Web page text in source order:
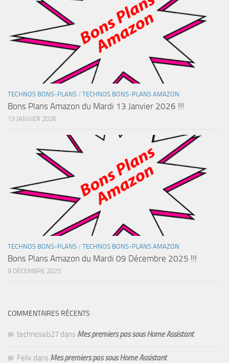
TECHNOS BONS-PLANS / TECHNOS BONS-PLANS AMAZON
Bons Plans Amazon du Mardi 13 Janvier 2026 !!!
13 JANVIER 2026
TECHNOS BONS-PLANS / TECHNOS BONS-PLANS AMAZON
Bons Plans Amazon du Mardi 09 Décembre 2025 !!!
9 DÉCEMBRE 2025
COMMENTAIRES RÉCENTS
technoseb27 dans Mes premiers pas sous Home Assistant
Felix dans Mes premiers pas sous Home Assistant